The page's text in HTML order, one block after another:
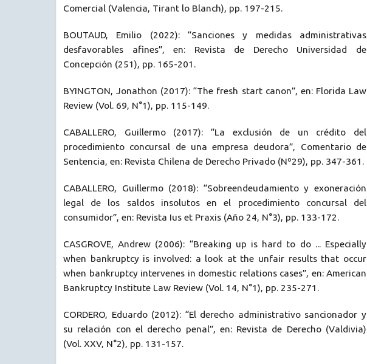
Comercial (Valencia, Tirant lo Blanch), pp. 197-215.
BOUTAUD, Emilio (2022): “Sanciones y medidas administrativas
desfavorables afines”, en: Revista de Derecho Universidad de
Concepción (251), pp. 165-201.
BYINGTON, Jonathon (2017): “The fresh start canon”, en: Florida Law
Review (Vol. 69, N°1), pp. 115-149.
CABALLERO, Guillermo (2017): “La exclusión de un crédito del
procedimiento concursal de una empresa deudora”, Comentario de
Sentencia, en: Revista Chilena de Derecho Privado (Nº29), pp. 347-361.
CABALLERO, Guillermo (2018): “Sobreendeudamiento y exoneración
legal de los saldos insolutos en el procedimiento concursal del
consumidor”, en: Revista Ius et Praxis (Año 24, N°3), pp. 133-172.
CASGROVE, Andrew (2006): “Breaking up is hard to do ... Especially
when bankruptcy is involved: a look at the unfair results that occur
when bankruptcy intervenes in domestic relations cases”, en: American
Bankruptcy Institute Law Review (Vol. 14, N°1), pp. 235-271.
CORDERO, Eduardo (2012): “El derecho administrativo sancionador y
su relación con el derecho penal”, en: Revista de Derecho (Valdivia)
(Vol. XXV, N°2), pp. 131-157.